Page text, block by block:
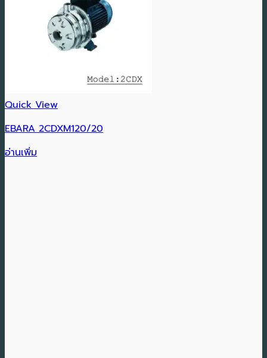
Quick View
EBARA 2CDXM120/20
อ่านเพิ่ม